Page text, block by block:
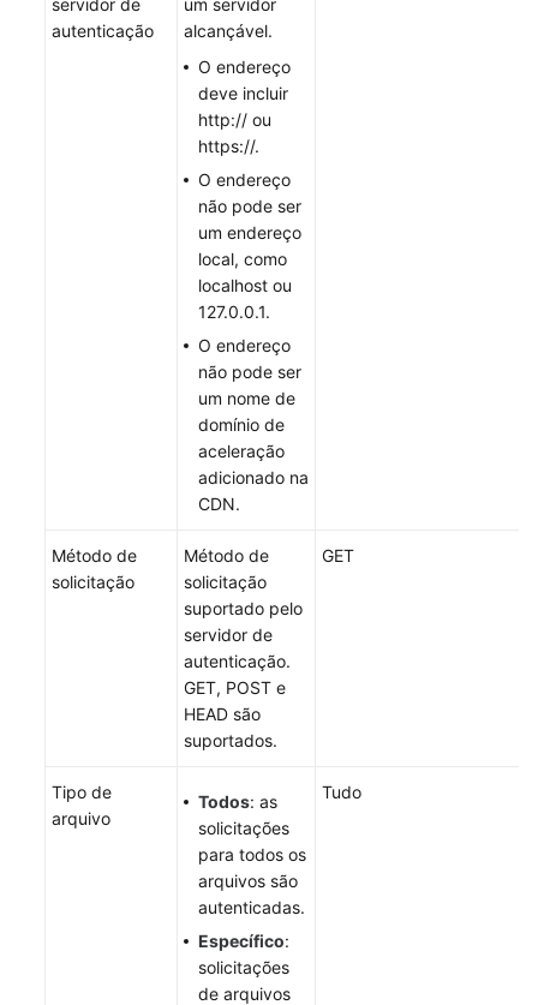
certificados
autenticação
alcançável.
O endereço
deve incluir
http:// ou
https://.
O endereço
não pode ser
um endereço
local, como
localhost ou
127.0.0.1.
O endereço
não pode ser
um nome de
domínio de
aceleração
adicionado na
CDN.
Método de
solicitação
Método de
solicitação
suportado pelo
servidor de
autenticação.
GET, POST e
HEAD são
suportados.
GET
Tipo de
arquivo
Todos: as
solicitações
para todos os
arquivos são
autenticadas.
Específico:
solicitações
de arquivos
Tudo